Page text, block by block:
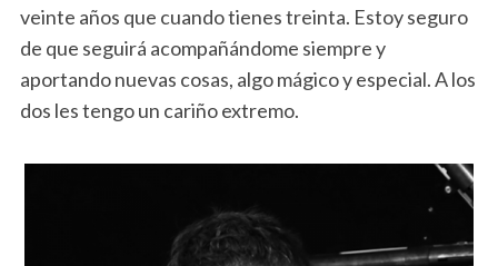
veinte años que cuando tienes treinta. Estoy seguro
de que seguirá acompañándome siempre y
aportando nuevas cosas, algo mágico y especial. A los
dos les tengo un cariño extremo.